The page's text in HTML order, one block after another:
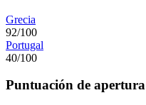
Grecia
92/100
Portugal
40/100
Puntuación de apertura